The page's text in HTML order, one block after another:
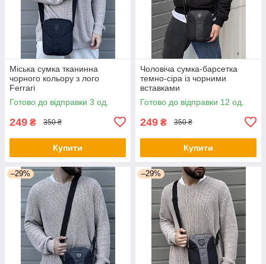
Міська сумка тканинна
чорного кольору з лого
Ferrari
Готово до відправки 3 од.
249 ₴ 350 ₴
Купити
Чоловіча сумка-барсетка
темно-сіра із чорними
вставками
Готово до відправки 12 од.
249 ₴ 350 ₴
Купити
–29% –29%